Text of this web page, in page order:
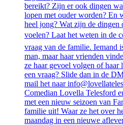
bereikt? Zijn er ook dingen
lopen met ouder worden? En
heel jong? Wat zijn de
voelen? Laat het weten in de
vraag van de familie. Iemand
man, maar haar vrienden
ze haar gevoel volgen of
een vraag? Slide dan in de
mail het naar
Comedian Lovella Telesford
met een nieuw seizoen van
familie uit! Waar ze het over
maandag in een nieuwe